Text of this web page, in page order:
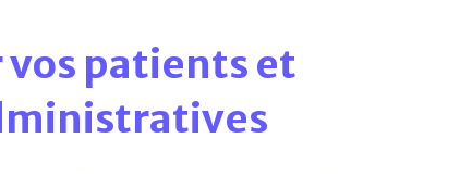
vos patients et